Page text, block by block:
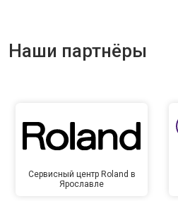
Наши партнёры
Сервисный центр Roland в
Ярославле